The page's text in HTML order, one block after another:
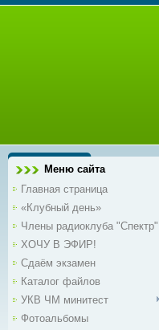
Меню сайта
Главная страница
«Клубный день»
Члены радиоклуба "Спектр"
ХОЧУ В ЭФИР!
Сдаём экзамен
Каталог файлов
УКВ ЧМ минитест
Фотоальбомы